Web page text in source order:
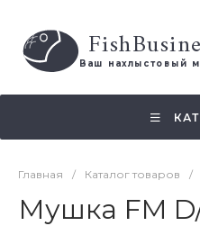
Ваш нахлыстовый
Главная / Каталог товаров /
Мушка FM